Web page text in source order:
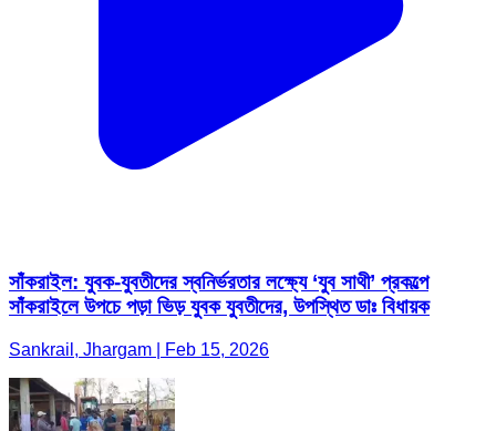
সাঁকরাইল: যুবক-যুবতীদের স্বনির্ভরতার লক্ষ্যে ‘যুব সাথী’ প্রকল্পে
সাঁকরাইলে উপচে পড়া ভিড় যুবক যুবতীদের, উপস্থিত ডাঃ বিধায়ক
Sankrail, Jhargam | Feb 15, 2026